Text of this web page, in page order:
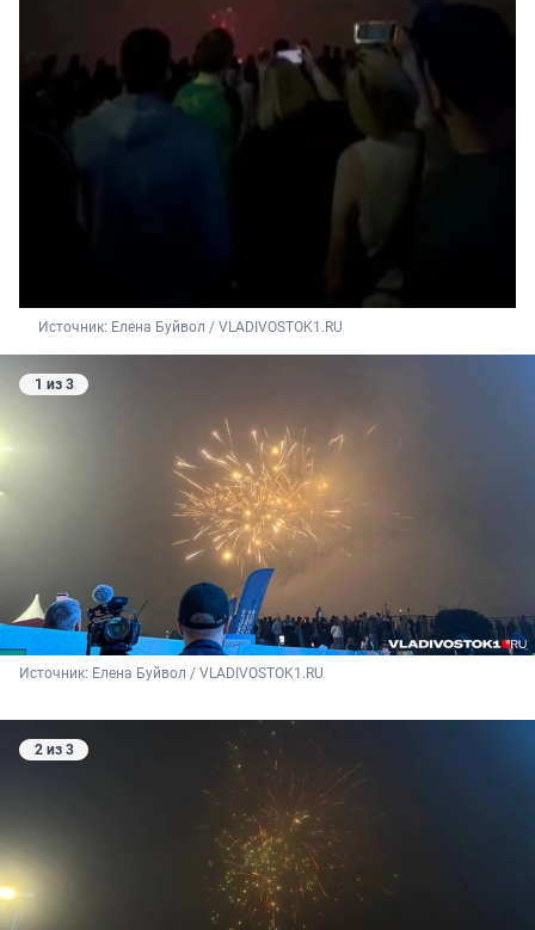
Источник: Елена Буйвол / VLADIVOSTOK1.RU
1 из 3
Источник: Елена Буйвол / VLADIVOSTOK1.RU
2 из 3